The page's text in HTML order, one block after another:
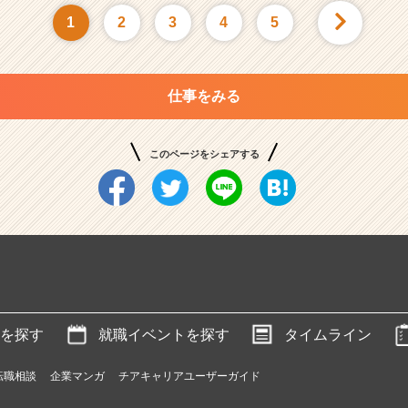
1 2 3 4 5
仕事をみる
このページをシェアする
探す 就職イベントを探す タイムライン
職相談 企業マンガ チアキャリアユーザーガイド